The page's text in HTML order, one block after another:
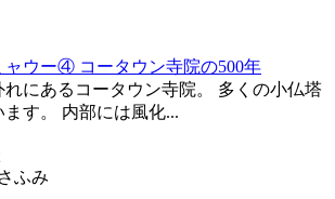
ャウー④ コータウン寺院の500年
れにあるコータウン寺院。 多くの小仏塔
す。 内部には風化...
ふみ